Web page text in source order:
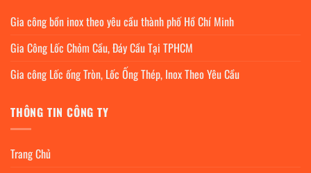
Gia công bồn inox theo yêu cầu thành phố Hồ Chí Minh
Gia Công Lốc Chỏm Cầu, Đáy Cầu Tại TPHCM
Gia công Lốc ống Tròn, Lốc Ống Thép, Inox Theo Yêu Cầu
THÔNG TIN CÔNG TY
Trang Chủ